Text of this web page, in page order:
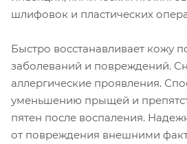
шлифовок и пластических
Быстро восстанавливает кожу
заболеваний и повреждений.
аллергические проявления.
уменьшению прыщей и
пятен после воспаления.
от повреждения внешними